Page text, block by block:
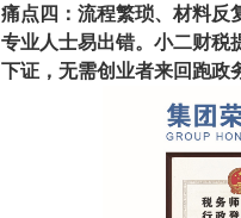
痛点四： 流程繁琐、材料反
专业人士易出错。小二财税
下证，无需创业者来回跑政